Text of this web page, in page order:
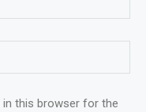
in this browser for the